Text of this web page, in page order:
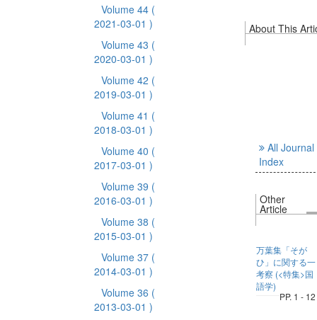
Volume 44 (
2021-03-01 )
Volume 43 (
2020-03-01 )
Volume 42 (
2019-03-01 )
Volume 41 (
2018-03-01 )
Volume 40 (
2017-03-01 )
Volume 39 (
2016-03-01 )
Volume 38 (
2015-03-01 )
Volume 37 (
2014-03-01 )
Volume 36 (
2013-03-01 )
About This
All Journal
Index
Other
Article
万葉集「そが
ひ」に関する一
考察 (<特集>国
語学)
PP. 1 - 12